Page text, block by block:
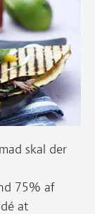
skal der
75% af
at